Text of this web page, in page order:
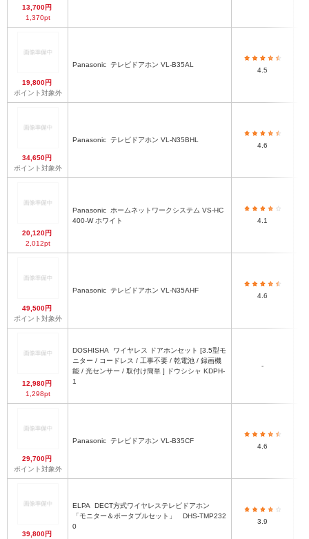
13,700円
1,370pt
19,800円
ポイント対象外
Panasonic テレビドアホン VL-B35AL
4.5
34,650円
ポイント対象外
Panasonic テレビドアホン VL-N35BHL
4.6
20,120円
2,012pt
Panasonic
400-W ホワイト
4.1
49,500円
ポイント対象外
Panasonic テレビドアホン VL-N35AHF
4.6
12,980円
1,298pt
DOSHISHA
ニター / コードレス / 工事不要 / 乾電池 / 録画機
能 / 光センサー / 取付け簡単 ] ドウシシャ KDPH-
1
-
29,700円
ポイント対象外
Panasonic テレビドアホン VL-B35CF
4.6
39,800円
ELPA
「モニター＆ポータブルセット」 DHS-TMP232
0
3.9